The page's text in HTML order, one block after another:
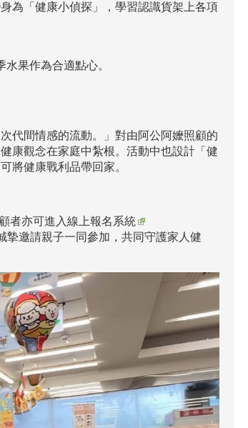
為「健康小偵探」，學習認識貨架上各項
果作為合適點心。
代間情感的流動。」對由阿公阿嬤照顧的
康觀念在家庭中紮根。活動中也設計「健
將健康戰利品帶回家。
者亦可進入線上報名系統
摯邀請親子一同參加，共同守護家人健